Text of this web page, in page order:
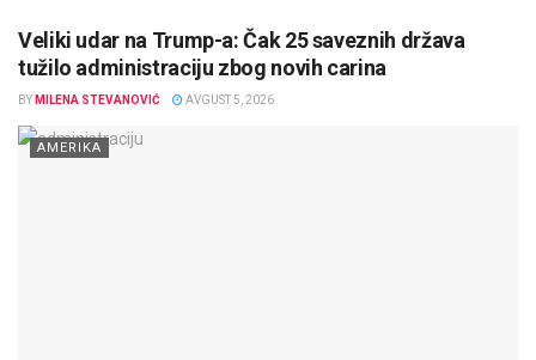
Veliki udar na Trump-a: Čak 25 saveznih država
tužilo administraciju zbog novih carina
BY MILENA STEVANOVIĆ AVGUST 5, 2026
AMERIKA